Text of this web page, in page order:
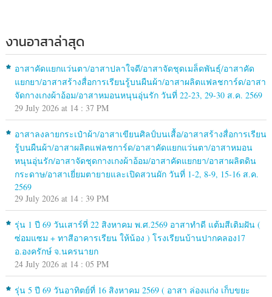
งานอาสาล่าสุด
อาสาคัดแยกแว่นตา/อาสาปลาใจดี/อาสาจัดชุดเมล็ดพันธุ์/อาสาคัด
แยกยา/อาสาสร้างสื่อการเรียนรู้บนผืนผ้า/อาสาผลิตแฟลชการ์ด/อาสา
จัดกางเกงผ้าอ้อม/อาสาหมอนหนุนอุ่นรัก วันที่ 22-23, 29-30 ส.ค. 2569
29 July 2026 at 14 : 37 PM
อาสาลงลายกระเป๋าผ้า/อาสาเขียนศิลป์บนเสื้อ/อาสาสร้างสื่อการเรียน
รู้บนผืนผ้า/อาสาผลิตแฟลชการ์ด/อาสาคัดแยกแว่นตา/อาสาหมอน
หนุนอุ่นรัก/อาสาจัดชุดกางเกงผ้าอ้อม/อาสาคัดแยกยา/อาสาผลิตดิน
กระดาษ/อาสาเยี่ยมตายายและเปิดสวนผัก วันที่ 1-2, 8-9, 15-16 ส.ค.
2569
29 July 2026 at 14 : 39 PM
รุ่น 1 ปี 69 วันเสาร์ที่ 22 สิงหาคม พ.ศ.2569 อาสาทำดี แต้มสีเติมฝัน (
ซ่อมแซม + ทาสีอาคารเรียน ให้น้อง ) โรงเรียนบ้านปากคลอง17
อ.องครักษ์ จ.นครนายก
24 July 2026 at 14 : 05 PM
รุ่น 5 ปี 69 วันอาทิตย์ที่ 16 สิงหาคม 2569 ( อาสา ล่องแก่ง เก็บขยะ